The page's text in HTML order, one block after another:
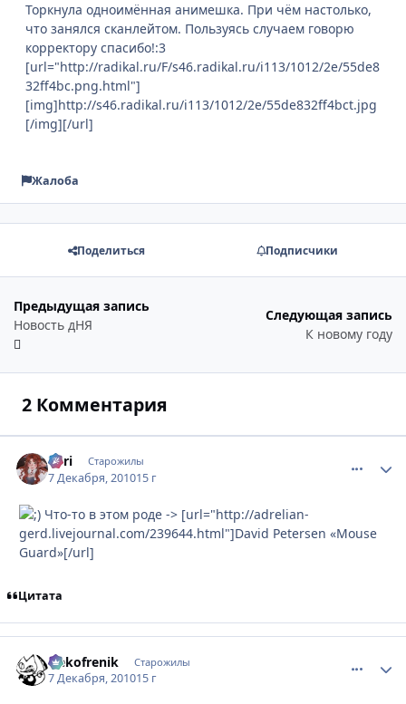
Торкнула одноимённая анимешка. При чём настолько,
что занялся сканлейтом. Пользуясь случаем говорю
корректору спасибо!:3
[url="http://radikal.ru/F/s46.radikal.ru/i113/1012/2e/55de8
32ff4bc.png.html"]
[img]http://s46.radikal.ru/i113/1012/2e/55de832ff4bct.jpg
[/img][/url]
Жалоба
Поделиться Подписчики
Предыдущая запись
Новость дНЯ
Следующая запись
К новому году
2 Комментария
Tоri Старожилы
7 Декабря, 201015 г
Что-то в этом роде -> [url="http://adrelian-
gerd.livejournal.com/239644.html"]David Petersen «Mouse
Guard»[/url]
Цитата
Nekofrenik Старожилы
7 Декабря, 201015 г